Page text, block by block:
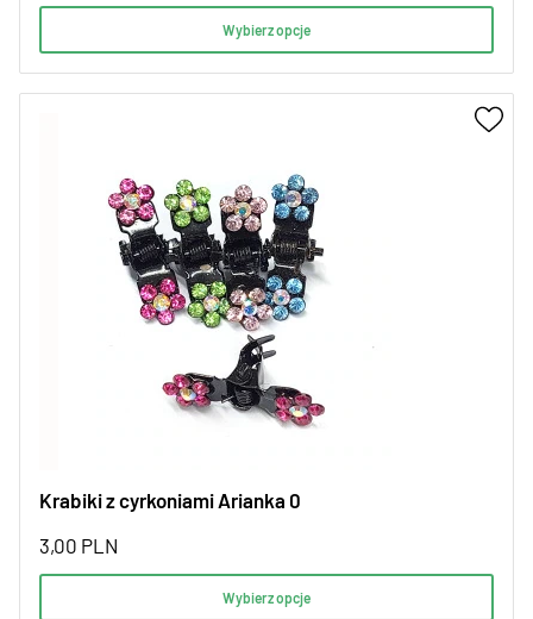
Wybierz opcje
Krabiki z cyrkoniami Arianka 0
3,00 PLN
Wybierz opcje